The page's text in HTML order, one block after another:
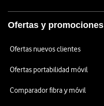
Ofertas y promociones
Ofertas nuevos clientes
Ofertas portabilidad móvil
Comparador fibra y móvil